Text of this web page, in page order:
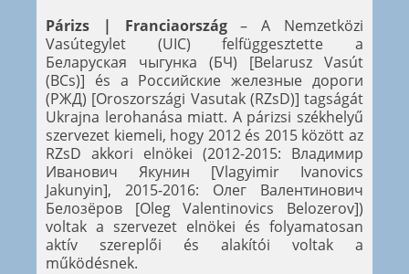
Párizs | Franciaország– A Nemzetközi
Vasútegylet (UIC) felfüggesztette a
Беларуская чыгунка (БЧ) [Belarusz Vasút
(BCs)] és a Российские железные дороги
(РЖД) [Oroszországi Vasutak (RZsD)] tagságát
Ukrajna lerohanása miatt. A párizsi székhelyű
szervezet kiemeli, hogy 2012 és 2015 között az
RZsD akkori elnökei (2012-2015: Владимир
Иванович Якунин [Vlagyimir Ivanovics
Jakunyin], 2015-2016: Олег Валентинович
Белозёров [Oleg Valentinovics Belozerov])
voltak a szervezet elnökei és folyamatosan
aktív szereplői és alakítói voltak a
működésnek.